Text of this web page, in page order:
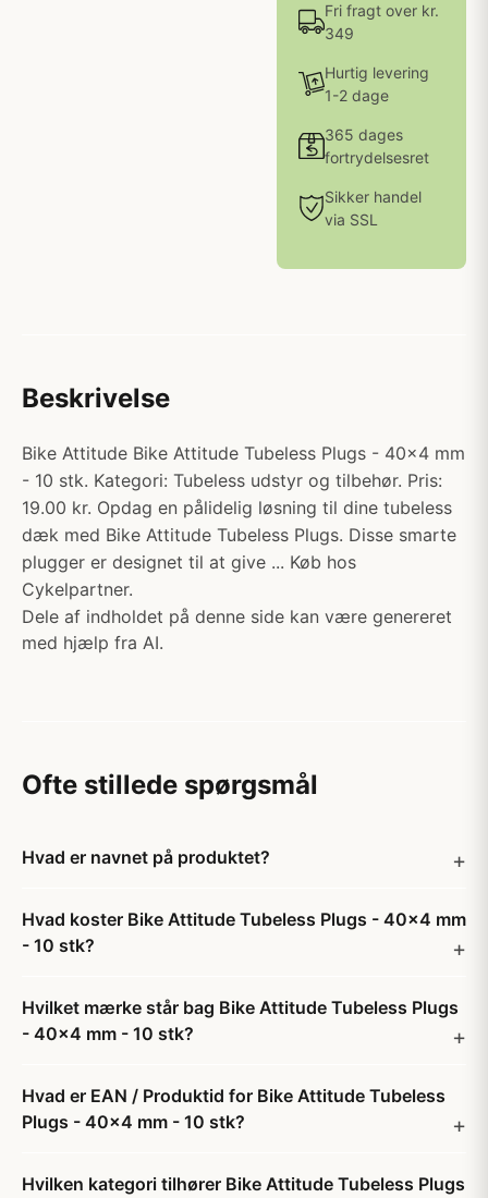
Fri fragt over kr.
349
Hurtig levering
1-2 dage
365 dages
fortrydelsesret
Sikker handel
via SSL
Beskrivelse
Bike Attitude Bike Attitude Tubeless Plugs - 40x4 mm
- 10 stk. Kategori: Tubeless udstyr og tilbehør. Pris:
19.00 kr. Opdag en pålidelig løsning til dine tubeless
dæk med Bike Attitude Tubeless Plugs. Disse smarte
plugger er designet til at give ... Køb hos
Cykelpartner.
Dele af indholdet på denne side kan være genereret
med hjælp fra AI.
Ofte stillede spørgsmål
Hvad er navnet på produktet?
Hvad koster Bike Attitude Tubeless Plugs - 40x4 mm
- 10 stk?
Hvilket mærke står bag Bike Attitude Tubeless Plugs
- 40x4 mm - 10 stk?
Hvad er EAN / Produktid for Bike Attitude Tubeless
Plugs - 40x4 mm - 10 stk?
Hvilken kategori tilhører Bike Attitude Tubeless Plugs